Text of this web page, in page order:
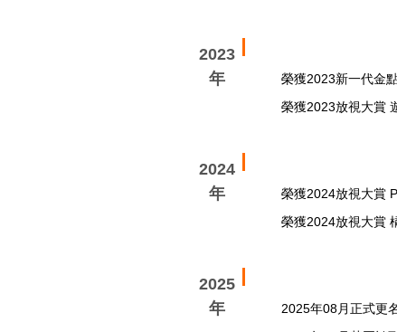
2023
年
榮獲2023新一代金
榮獲2023放視大賞
2024
年
榮獲2024放視大賞
榮獲2024放視大賞
2025
年
2025年08月正式更